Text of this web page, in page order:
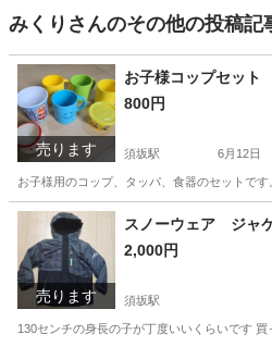
みくり さんのその他の投稿記
売ります
お子様コップセット
800円
須坂駅 6月12日
お子様用のコップ、タッパ、食器のセットで
長野 須坂市 須坂駅 ベビー用品
売ります
スノーウェア ジャ
2,000円
須坂駅
130センチの身長の子が丁度いいくらいです